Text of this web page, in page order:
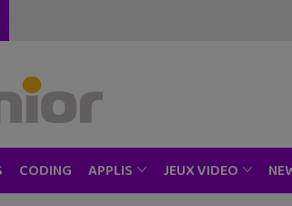
CODING APPLIS JEUX VIDEO